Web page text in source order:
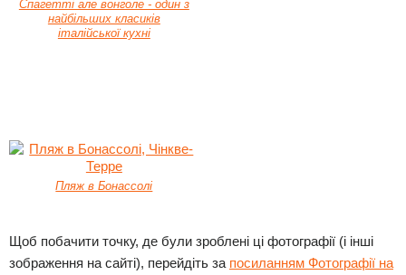
Спагетті але вонголе - один з
найбільших класиків
італійської кухні
Пляж в Бонассолі
Щоб побачити точку, де були зроблені ці фотографії (і інші
зображення на сайті), перейдіть за посиланням Фотографії на